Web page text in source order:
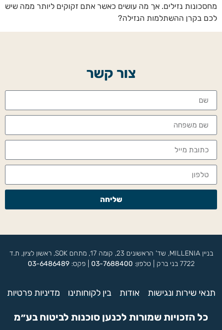
מחסכונות נזילים. אך מה עושים כאשר אתם זקוקים ליותר ממה שיש
לכם בקרן ההשתלמות הנזילה?
צור קשר
שליחה
בניין MILLENIA, שד' הראשונים 23, קומה 17, מתחם SOK, ראשון לציון, ת.ד
7722 בני ברק | טלפון:
03-7688400 | פקס:03-6486489
תנאי שירות ונגישות אודות בין לקוחותינו מדיניות פרטיות
כל הזכויות שמורות לכנען סוכנות לביטוח בע״מ